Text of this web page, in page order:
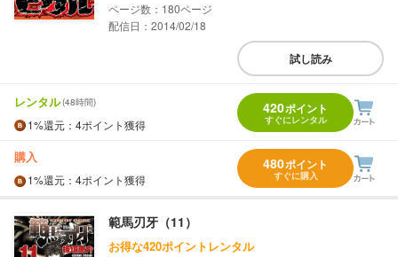
180
配信日：2014/02/18
試し読み
レンタル(48時間)
1%還元 ：4ポイント獲得
420ポイント
すぐにレンタル
購入
1%還元 ：4ポイント獲得
480ポイント
すぐに購入
範馬刃牙（11）
お得な420ポイントレンタル